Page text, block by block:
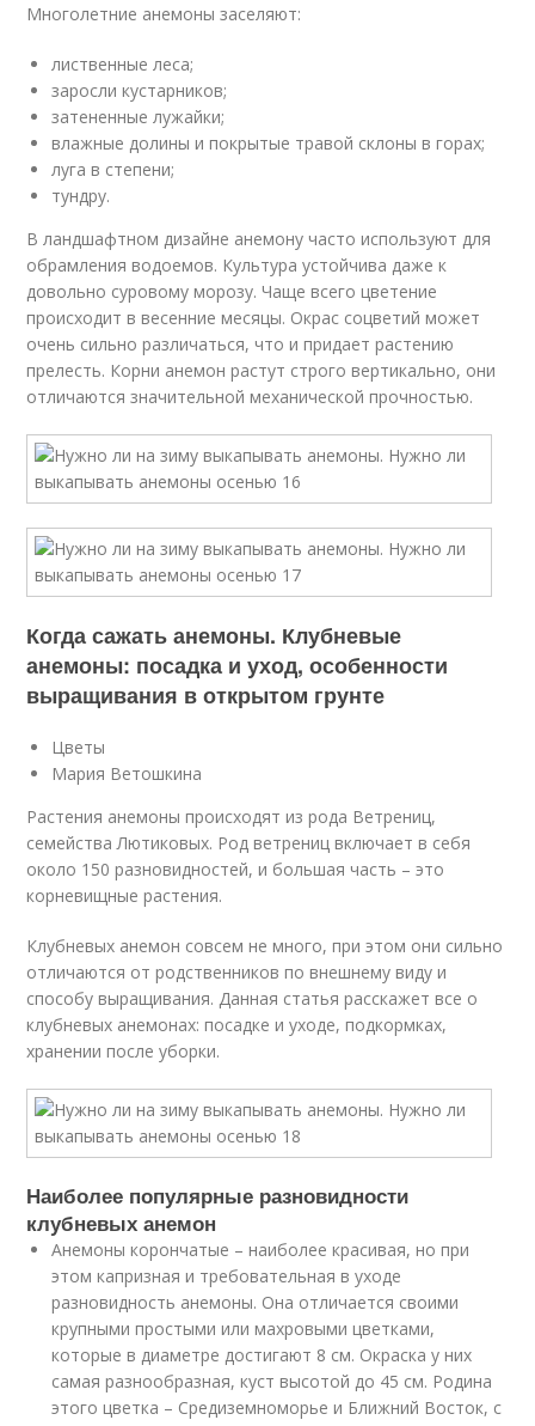
Многолетние анемоны заселяют:
лиственные леса;
заросли кустарников;
затененные лужайки;
влажные долины и покрытые травой склоны в горах;
луга в степени;
тундру.
В ландшафтном дизайне анемону часто используют для
обрамления водоемов. Культура устойчива даже к
довольно суровому морозу. Чаще всего цветение
происходит в весенние месяцы. Окрас соцветий может
очень сильно различаться, что и придает растению
прелесть. Корни анемон растут строго вертикально, они
отличаются значительной механической прочностью.
Когда сажать анемоны. Клубневые
анемоны: посадка и уход, особенности
выращивания в открытом грунте
Цветы
Мария Ветошкина
Растения анемоны происходят из рода Ветрениц,
семейства Лютиковых. Род ветрениц включает в себя
около 150 разновидностей, и большая часть – это
корневищные растения.
Клубневых анемон совсем не много, при этом они сильно
отличаются от родственников по внешнему виду и
способу выращивания. Данная статья расскажет все о
клубневых анемонах: посадке и уходе, подкормках,
хранении после уборки.
Наиболее популярные разновидности
клубневых анемон
Анемоны корончатые – наиболее красивая, но при
этом капризная и требовательная в уходе
разновидность анемоны. Она отличается своими
крупными простыми или махровыми цветками,
которые в диаметре достигают 8 см. Окраска у них
самая разнообразная, куст высотой до 45 см. Родина
этого цветка – Средиземноморье и Ближний Восток, с